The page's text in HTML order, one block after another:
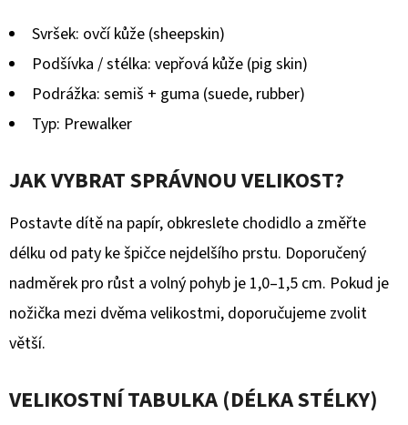
Svršek: ovčí kůže (sheepskin)
Podšívka / stélka: vepřová kůže (pig skin)
Podrážka: semiš + guma (suede, rubber)
Typ: Prewalker
JAK VYBRAT SPRÁVNOU VELIKOST?
Postavte dítě na papír, obkreslete chodidlo a změřte
délku od paty ke špičce nejdelšího prstu. Doporučený
nadměrek pro růst a volný pohyb je 1,0–1,5 cm. Pokud je
nožička mezi dvěma velikostmi, doporučujeme zvolit
větší.
VELIKOSTNÍ TABULKA (DÉLKA STÉLKY)